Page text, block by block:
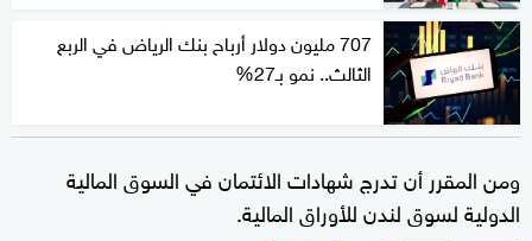
707 مليون دولار أرباح بنك الرياض في الربع
الثالث.. نمو بـ27%
ومن المقرر أن تدرج شهادات الائتمان في السوق المالية
الدولية لسوق لندن للأوراق المالية.